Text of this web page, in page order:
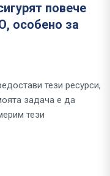
повече
особено за
тези ресурси,
задача е да
тези